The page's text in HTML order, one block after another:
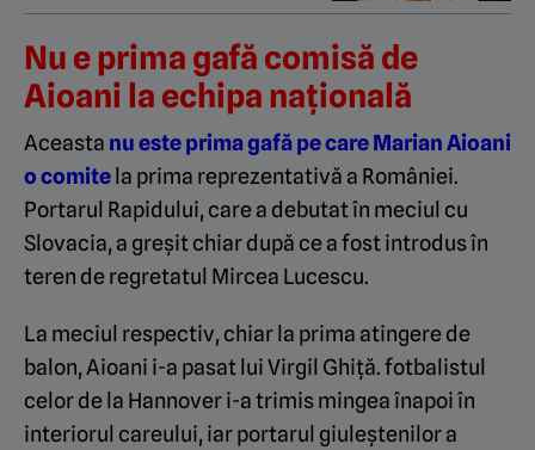
Nu e prima gafă comisă de
Aioani la echipa națională
Aceasta nu este prima gafă pe care Marian Aioani
o comite la prima reprezentativă a României.
Portarul Rapidului, care a debutat în meciul cu
Slovacia, a greșit chiar după ce a fost introdus în
teren de regretatul Mircea Lucescu.
La meciul respectiv, chiar la prima atingere de
balon, Aioani i-a pasat lui Virgil Ghiță. fotbalistul
celor de la Hannover i-a trimis mingea înapoi în
interiorul careului, iar portarul giuleștenilor a